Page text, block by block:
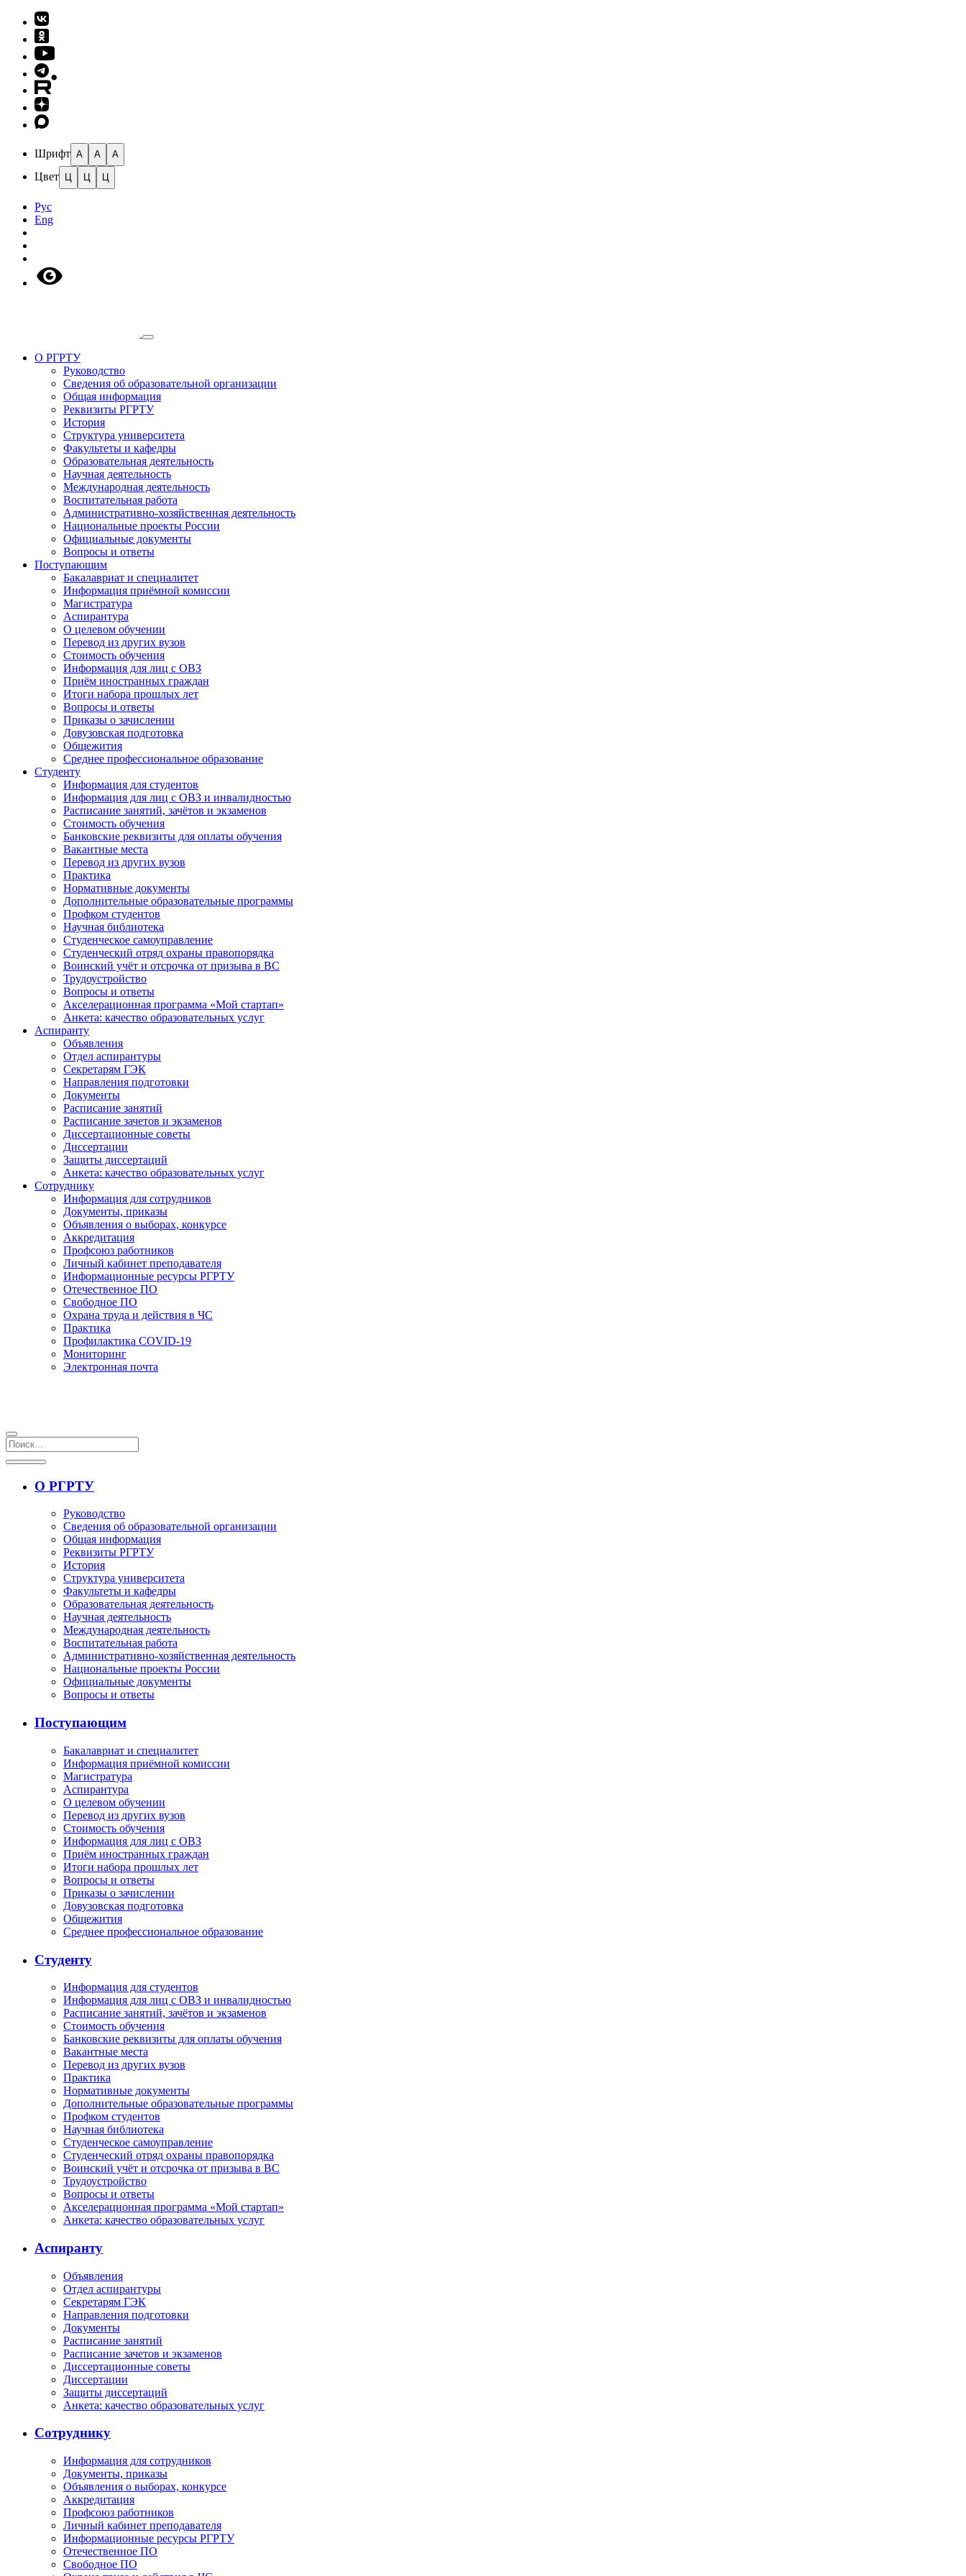
Шрифт A A A
Цвет Ц Ц Ц
Рус
Eng
О РГРТУ
Руководство
Сведения об образовательной организации
Общая информация
Реквизиты РГРТУ
История
Структура университета
Факультеты и кафедры
Образовательная деятельность
Научная деятельность
Международная деятельность
Воспитательная работа
Административно-хозяйственная деятельность
Национальные проекты России
Официальные документы
Вопросы и ответы
Поступающим
Бакалавриат и специалитет
Информация приёмной комиссии
Магистратура
Аспирантура
О целевом обучении
Перевод из других вузов
Стоимость обучения
Информация для лиц с ОВЗ
Приём иностранных граждан
Итоги набора прошлых лет
Вопросы и ответы
Приказы о зачислении
Довузовская подготовка
Общежития
Среднее профессиональное образование
Студенту
Информация для студентов
Информация для лиц с ОВЗ и инвалидностью
Расписание занятий, зачётов и экзаменов
Стоимость обучения
Банковские реквизиты для оплаты обучения
Вакантные места
Перевод из других вузов
Практика
Нормативные документы
Дополнительные образовательные программы
Профком студентов
Научная библиотека
Студенческое самоуправление
Студенческий отряд охраны правопорядка
Воинский учёт и отсрочка от призыва в ВС
Трудоустройство
Вопросы и ответы
Акселерационная программа «Мой стартап»
Анкета: качество образовательных услуг
Аспиранту
Объявления
Отдел аспирантуры
Секретарям ГЭК
Направления подготовки
Документы
Расписание занятий
Расписание зачетов и экзаменов
Диссертационные советы
Диссертации
Защиты диссертаций
Анкета: качество образовательных услуг
Сотруднику
Информация для сотрудников
Документы, приказы
Объявления о выборах, конкурсе
Аккредитация
Профсоюз работников
Личный кабинет преподавателя
Информационные ресурсы РГРТУ
Отечественное ПО
Свободное ПО
Охрана труда и действия в ЧС
Практика
Профилактика COVID-19
Мониторинг
Электронная почта
О РГРТУ
Руководство
Сведения об образовательной организации
Общая информация
Реквизиты РГРТУ
История
Структура университета
Факультеты и кафедры
Образовательная деятельность
Научная деятельность
Международная деятельность
Воспитательная работа
Административно-хозяйственная деятельность
Национальные проекты России
Официальные документы
Вопросы и ответы
Поступающим
Бакалавриат и специалитет
Информация приёмной комиссии
Магистратура
Аспирантура
О целевом обучении
Перевод из других вузов
Стоимость обучения
Информация для лиц с ОВЗ
Приём иностранных граждан
Итоги набора прошлых лет
Вопросы и ответы
Приказы о зачислении
Довузовская подготовка
Общежития
Среднее профессиональное образование
Студенту
Информация для студентов
Информация для лиц с ОВЗ и инвалидностью
Расписание занятий, зачётов и экзаменов
Стоимость обучения
Банковские реквизиты для оплаты обучения
Вакантные места
Перевод из других вузов
Практика
Нормативные документы
Дополнительные образовательные программы
Профком студентов
Научная библиотека
Студенческое самоуправление
Студенческий отряд охраны правопорядка
Воинский учёт и отсрочка от призыва в ВС
Трудоустройство
Вопросы и ответы
Акселерационная программа «Мой стартап»
Анкета: качество образовательных услуг
Аспиранту
Объявления
Отдел аспирантуры
Секретарям ГЭК
Направления подготовки
Документы
Расписание занятий
Расписание зачетов и экзаменов
Диссертационные советы
Диссертации
Защиты диссертаций
Анкета: качество образовательных услуг
Сотруднику
Информация для сотрудников
Документы, приказы
Объявления о выборах, конкурсе
Аккредитация
Профсоюз работников
Личный кабинет преподавателя
Информационные ресурсы РГРТУ
Отечественное ПО
Свободное ПО